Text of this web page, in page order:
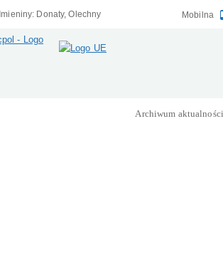
Wersja
Mobilna
Imieniny: Donaty, Olechny
Archiwum aktualności